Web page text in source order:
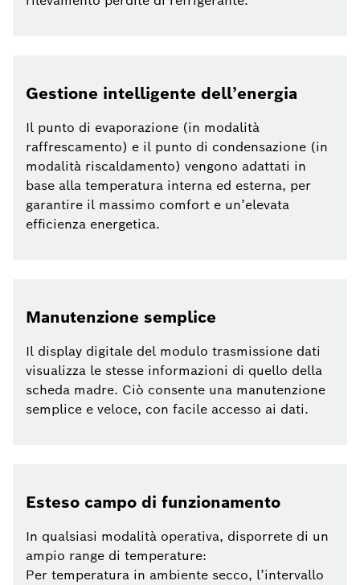
Gestione intelligente dell’energia
Il punto di evaporazione (in modalità
raffrescamento) e il punto di condensazione (in
modalità riscaldamento) vengono adattati in
base alla temperatura interna ed esterna, per
garantire il massimo comfort e un’elevata
efficienza energetica.
Manutenzione semplice
Il display digitale del modulo trasmissione dati
visualizza le stesse informazioni di quello della
scheda madre. Ciò consente una manutenzione
semplice e veloce, con facile accesso ai dati.
Esteso campo di funzionamento
In qualsiasi modalità operativa, disporrete di un
ampio range di temperature:
Per temperatura in ambiente secco, l’intervallo